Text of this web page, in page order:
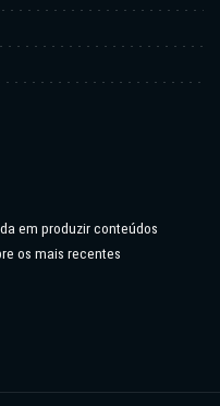
em produzir conteúdos
os mais recentes